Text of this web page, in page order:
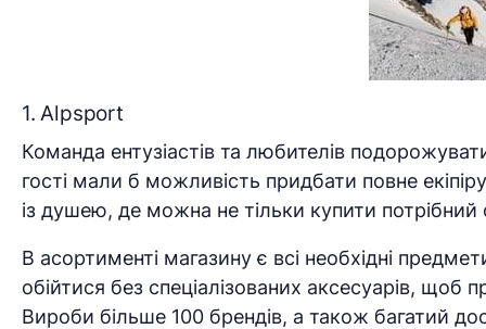
1. Alpsport
Команда ентузіастів та любителів
гості мали б можливість придбати повне
із душею, де можна не тільки купити
В асортименті магазину є всі необхідні
обійтися без спеціалізованих аксесуарів, щоб
Вироби більше 100 брендів, а також багатий